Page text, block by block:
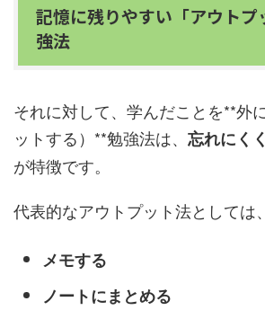
記憶に残りやすい「アウトプ
強法
それに対して、学んだことを**外
ットする）**勉強法は、 忘れにく
が特徴です。
代表的なアウトプット法としては、
メモする
ノートにまとめる